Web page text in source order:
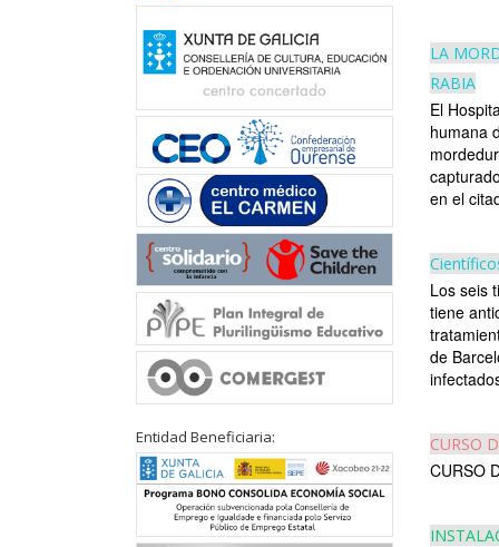
LA
RABIA
El
humana
en el
Los seis
tiene
de
CURSO
CURSO
Entidad Beneficiaria: